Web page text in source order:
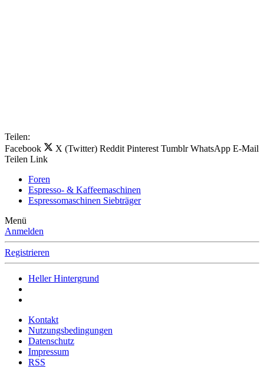
Teilen:
Facebook
X (Twitter) Reddit Pinterest Tumblr WhatsApp E-Mail
Teilen Link
Foren
Espresso- & Kaffeemaschinen
Espressomaschinen Siebträger
Menü
Anmelden
Registrieren
Heller Hintergrund
Kontakt
Nutzungsbedingungen
Datenschutz
Impressum
RSS